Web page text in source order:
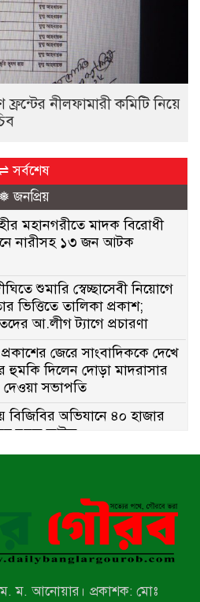
ফ্রন্টের নীলফামারী কমিটি নিয়ে
সর্বশেষ
❅ জনপ্রিয়
মহানগরীতে মাদক বিরোধী
নারীসহ ১৩ জন আটক
শুমারি স্বেচ্ছাসেবী নিয়োগে
ভিত্তিতে তালিকা প্রকাশ;
আ.লীগ ট্যাগে প্রচারণা
জেরে সাংবাদিককে দেখে
হুমকি দিলেন দোড়া মাদরাসার
সভাপতি
বিজিবির অভিযানে ৪০ হাজার
যুবক আটক
খ্রিস্টান কল্যাণ ফ্রন্টের
কমিটি নিয়ে প্রশ্ন, প্রতিবাদে
ম. ম. আনোয়ার। প্রকাশক: মোঃ